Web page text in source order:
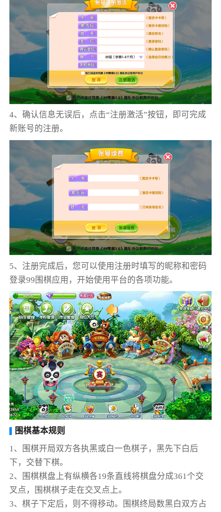
4、确认信息无误后，点击“注册激活”按钮，即可完成
新账号的注册。
5、注册完成后，您可以使用注册时填写的昵称和密码
登录99围棋应用，开始使用平台的各项功能。
围棋基本规则
1、围棋开局双方各执黑或白一色棋子，黑先下白后
下，交替下棋。
2、围棋棋盘上有纵横各19条直线将棋盘分成361个交
叉点，围棋棋子走在交叉点上。
3、棋子下定后，则不得移动。围棋终局数黑白双方占